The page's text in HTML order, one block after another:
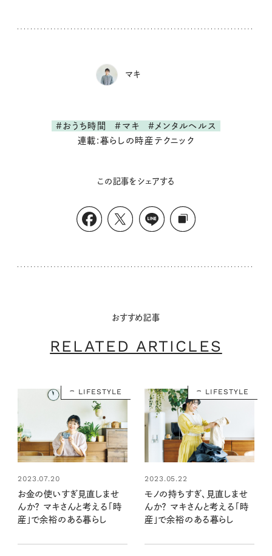
マキ
#おうち時間 #マキ
#メンタルヘルス
連載:暮らしの時産テクニック
この記事をシェアする
おすすめ記事
RELATED ARTICLES
LIFESTYLE
2023.07.20
お金の使いすぎ見直しませ
んか？ マキさんと考える「時
産」で余裕のある暮らし
LIFESTYLE
2023.05.22
モノの持ちすぎ、見直しませ
んか？ マキさんと考える「時
産」で余裕のある暮らし